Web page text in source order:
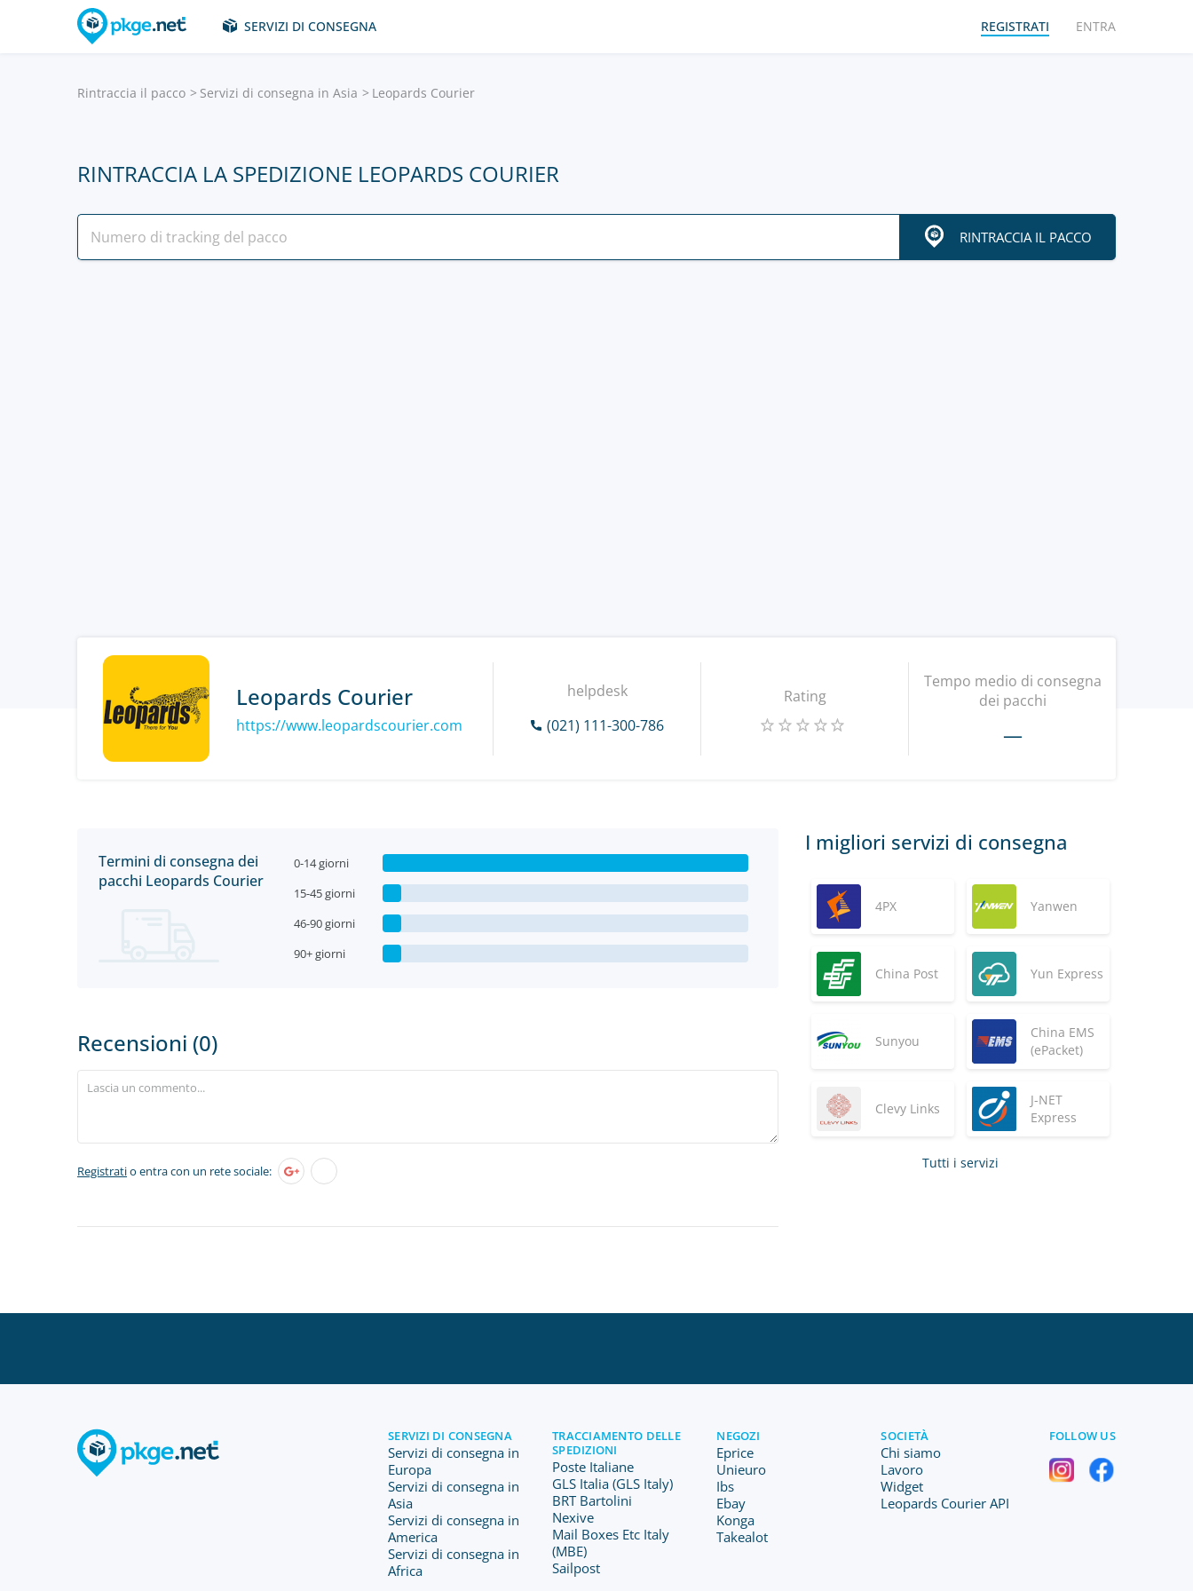
SERVIZI DI CONSEGNA REGISTRATI ENTRA
Rintraccia il pacco Servizi di consegna in Asia Leopards Courier
RINTRACCIA LA SPEDIZIONE LEOPARDS COURIER
RINTRACCIA IL PACCO
Leopards Courier
https://www.leopardscourier.com
helpdesk
(021) 111-300-786
Rating
Tempo medio di consegna
dei pacchi
—
Termini di consegna dei
pacchi Leopards Courier
0-14 giorni
15-45 giorni
46-90 giorni
90+ giorni
Recensioni (0)
Registratio entra con un rete sociale:
I migliori servizi di consegna
4PX Yanwen
China Post Yun Express
Sunyou
China EMS
(ePacket)
Clevy Links
J-NET
Express
Tutti i servizi
SERVIZI DI CONSEGNA
Servizi di consegna in
Europa
Servizi di consegna in
Asia
Servizi di consegna in
America
Servizi di consegna in
Africa
TRACCIAMENTO DELLE
SPEDIZIONI
Poste Italiane
GLS Italia (GLS Italy)
BRT Bartolini
Nexive
Mail Boxes Etc Italy
(MBE)
Sailpost
NEGOZI
Eprice
Unieuro
Ibs
Ebay
Konga
Takealot
SOCIETÀ
Chi siamo
Lavoro
Widget
Leopards Courier API
FOLLOW US